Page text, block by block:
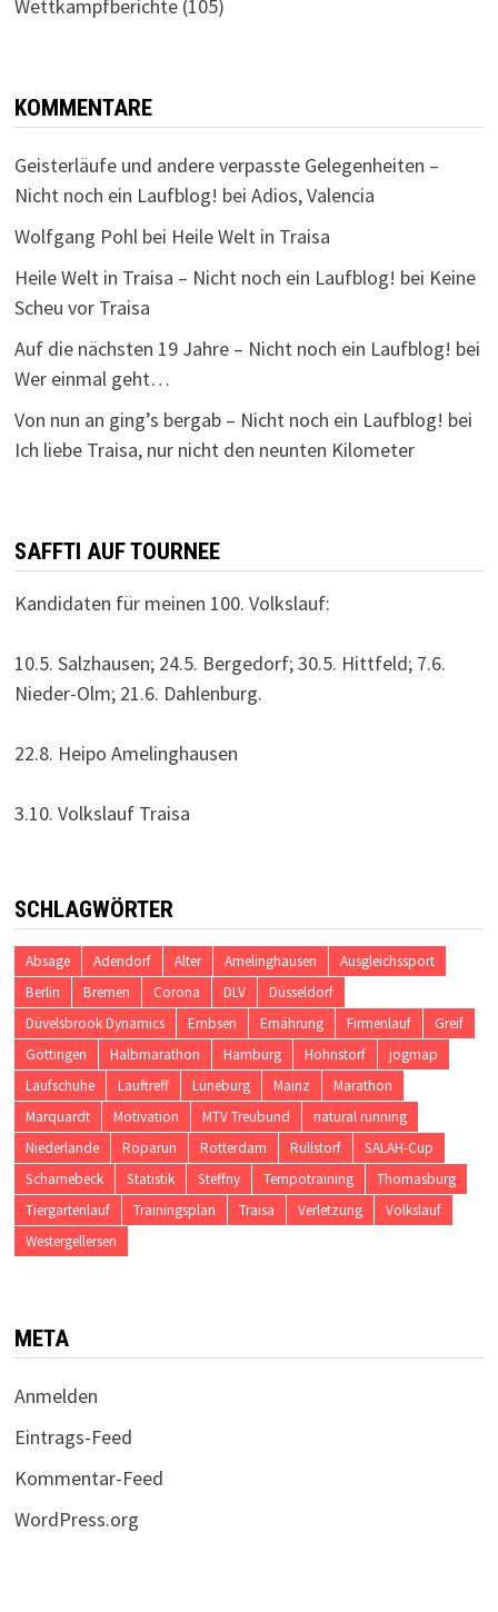
Wettkampfberichte(105)
KOMMENTARE
Geisterläufe und andere verpasste Gelegenheiten –
Nicht noch ein Laufblog! bei Adios, Valencia
Wolfgang Pohl bei Heile Welt in Traisa
Heile Welt in Traisa – Nicht noch ein Laufblog! bei Keine
Scheu vor Traisa
Auf die nächsten 19 Jahre – Nicht noch ein Laufblog! bei
Wer einmal geht…
Von nun an ging’s bergab – Nicht noch ein Laufblog! bei
Ich liebe Traisa, nur nicht den neunten Kilometer
SAFFTI AUF TOURNEE
Kandidaten für meinen 100. Volkslauf:
10.5. Salzhausen; 24.5. Bergedorf; 30.5. Hittfeld; 7.6.
Nieder-Olm; 21.6. Dahlenburg.
22.8. Heipo Amelinghausen
3.10. Volkslauf Traisa
SCHLAGWÖRTER
Absage Adendorf Alter Amelinghausen
Ausgleichssport
Berlin
Bremen Corona DLV
Düsseldorf
Düvelsbrook Dynamics
Embsen Ernährung Firmenlauf
Greif
Göttingen
Halbmarathon Hamburg Hohnstorf
jogmap
Laufschuhe
Lauftreff Lüneburg Mainz
Marathon
Marquardt
Motivation MTV Treubund
natural running
Niederlande
Roparun Rotterdam Rullstorf
SALAH-Cup
Scharnebeck
Statistik Steffny Tempotraining
Thomasburg
Tiergartenlauf
Trainingsplan Traisa Verletzung
Volkslauf
Westergellersen
META
Anmelden
Eintrags-Feed
Kommentar-Feed
WordPress.org